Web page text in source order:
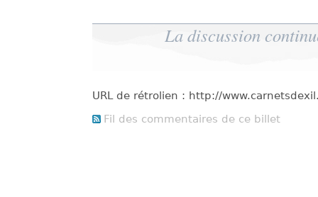
La discussion
URL de rétrolien : http://
Fil des commentaires de ce billet